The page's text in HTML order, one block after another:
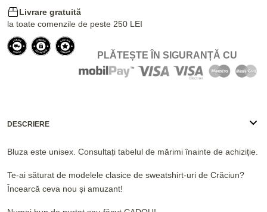
Livrare gratuită
la toate comenzile de peste 250 LEI
PLĂTEȘTE ÎN SIGURANȚĂ CU
DESCRIERE
Bluza este unisex. Consultați tabelul de mărimi înainte de achiziție.
Te-ai săturat de modelele clasice de sweatshirt-uri de Crăciun?
Încearcă ceva nou și amuzant!